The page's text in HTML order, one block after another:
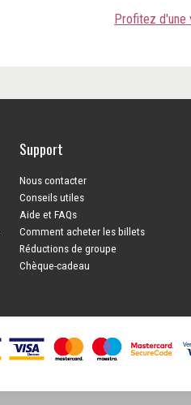
Profitez d'une
Support
Nous contacter
Conseils utiles
Aide et FAQs
Comment acheter les billets
Réductions de groupe
Chèque-cadeau